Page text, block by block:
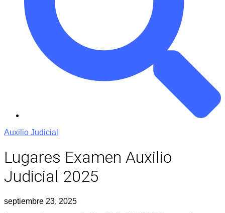
Auxilio Judicial
Lugares Examen Auxilio
Judicial 2025
septiembre 23, 2025